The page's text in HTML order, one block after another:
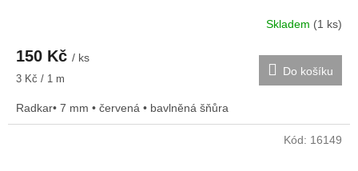
Skladem (1 ks)
150 Kč / ks
Měrná
3 Kč / 1 m
Do košíku
Radkar• 7 mm • červená • bavlněná šňůra
Kód: 16149